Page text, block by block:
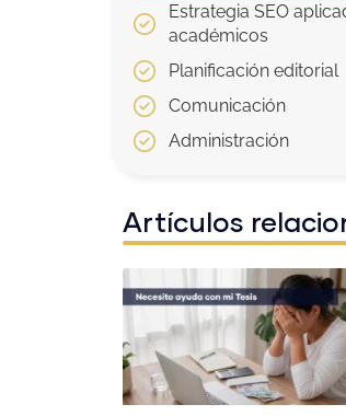
Estrategia SEO
académicos
Planificación editorial
Comunicación
Administración
Artículos